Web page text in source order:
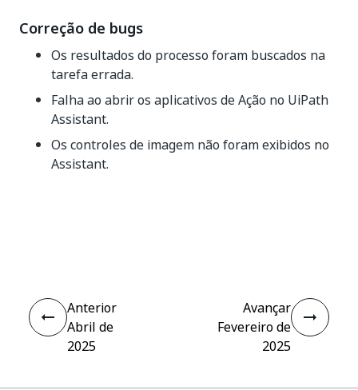
Correção de bugs
Os resultados do processo foram buscados na
tarefa errada.
Falha ao abrir os aplicativos de Ação no UiPath
Assistant.
Os controles de imagem não foram exibidos no
Assistant.
Anterior
Abril de
2025
Avançar
Fevereiro de
2025